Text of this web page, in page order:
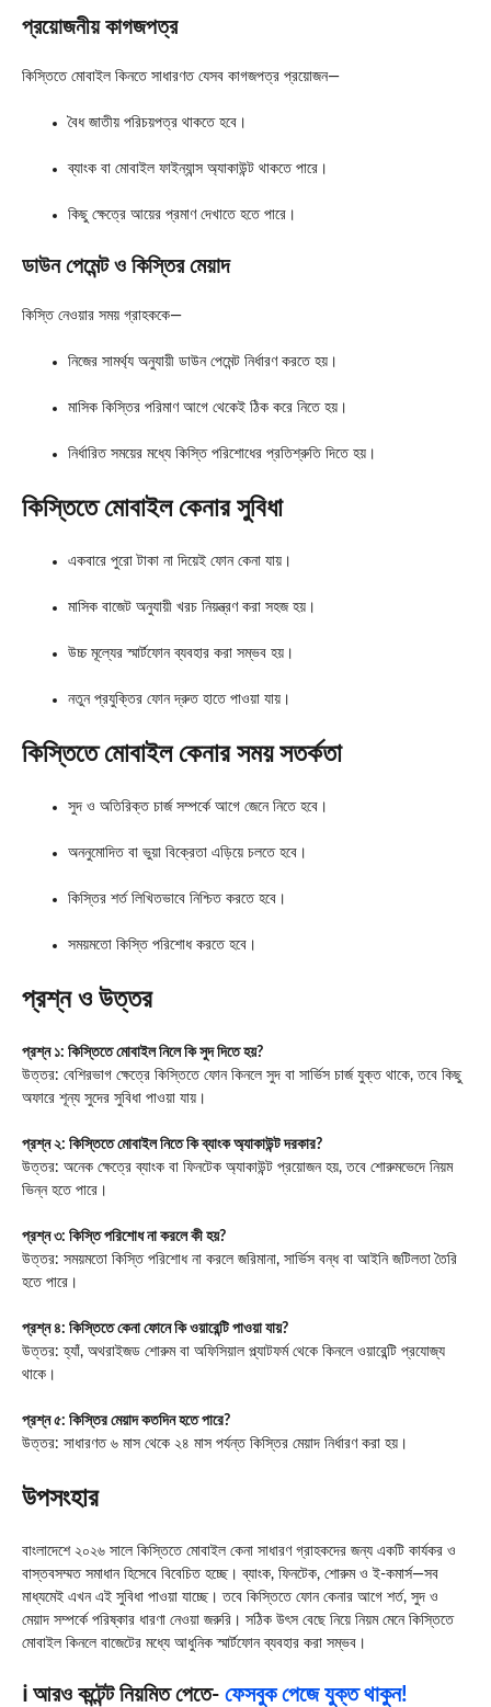
প্রয়োজনীয় কাগজপত্র
কিস্তিতে মোবাইল কিনতে সাধারণত যেসব কাগজপত্র প্রয়োজন—
বৈধ জাতীয় পরিচয়পত্র থাকতে হবে।
ব্যাংক বা মোবাইল ফাইন্যান্স অ্যাকাউন্ট থাকতে পারে।
কিছু ক্ষেত্রে আয়ের প্রমাণ দেখাতে হতে পারে।
ডাউন পেমেন্ট ও কিস্তির মেয়াদ
কিস্তি নেওয়ার সময় গ্রাহককে—
নিজের সামর্থ্য অনুযায়ী ডাউন পেমেন্ট নির্ধারণ করতে হয়।
মাসিক কিস্তির পরিমাণ আগে থেকেই ঠিক করে নিতে হয়।
নির্ধারিত সময়ের মধ্যে কিস্তি পরিশোধের প্রতিশ্রুতি দিতে হয়।
কিস্তিতে মোবাইল কেনার সুবিধা
একবারে পুরো টাকা না দিয়েই ফোন কেনা যায়।
মাসিক বাজেট অনুযায়ী খরচ নিয়ন্ত্রণ করা সহজ হয়।
উচ্চ মূল্যের স্মার্টফোন ব্যবহার করা সম্ভব হয়।
নতুন প্রযুক্তির ফোন দ্রুত হাতে পাওয়া যায়।
কিস্তিতে মোবাইল কেনার সময় সতর্কতা
সুদ ও অতিরিক্ত চার্জ সম্পর্কে আগে জেনে নিতে হবে।
অননুমোদিত বা ভুয়া বিক্রেতা এড়িয়ে চলতে হবে।
কিস্তির শর্ত লিখিতভাবে নিশ্চিত করতে হবে।
সময়মতো কিস্তি পরিশোধ করতে হবে।
প্রশ্ন ও উত্তর
প্রশ্ন ১: কিস্তিতে মোবাইল নিলে কি সুদ দিতে হয়?
উত্তর: বেশিরভাগ ক্ষেত্রে কিস্তিতে ফোন কিনলে সুদ বা সার্ভিস চার্জ যুক্ত থাকে, তবে কিছু
অফারে শূন্য সুদের সুবিধা পাওয়া যায়।
প্রশ্ন ২: কিস্তিতে মোবাইল নিতে কি ব্যাংক অ্যাকাউন্ট দরকার?
উত্তর: অনেক ক্ষেত্রে ব্যাংক বা ফিনটেক অ্যাকাউন্ট প্রয়োজন হয়, তবে শোরুমভেদে নিয়ম
ভিন্ন হতে পারে।
প্রশ্ন ৩: কিস্তি পরিশোধ না করলে কী হয়?
উত্তর: সময়মতো কিস্তি পরিশোধ না করলে জরিমানা, সার্ভিস বন্ধ বা আইনি জটিলতা তৈরি
হতে পারে।
প্রশ্ন ৪: কিস্তিতে কেনা ফোনে কি ওয়ারেন্টি পাওয়া যায়?
উত্তর: হ্যাঁ, অথরাইজড শোরুম বা অফিসিয়াল প্ল্যাটফর্ম থেকে কিনলে ওয়ারেন্টি প্রযোজ্য
থাকে।
প্রশ্ন ৫: কিস্তির মেয়াদ কতদিন হতে পারে?
উত্তর: সাধারণত ৬ মাস থেকে ২৪ মাস পর্যন্ত কিস্তির মেয়াদ নির্ধারণ করা হয়।
উপসংহার
বাংলাদেশে ২০২৬ সালে কিস্তিতে মোবাইল কেনা সাধারণ গ্রাহকদের জন্য একটি কার্যকর ও
বাস্তবসম্মত সমাধান হিসেবে বিবেচিত হচ্ছে। ব্যাংক, ফিনটেক, শোরুম ও ই-কমার্স—সব
মাধ্যমেই এখন এই সুবিধা পাওয়া যাচ্ছে। তবে কিস্তিতে ফোন কেনার আগে শর্ত, সুদ ও
মেয়াদ সম্পর্কে পরিষ্কার ধারণা নেওয়া জরুরি। সঠিক উৎস বেছে নিয়ে নিয়ম মেনে কিস্তিতে
মোবাইল কিনলে বাজেটের মধ্যে আধুনিক স্মার্টফোন ব্যবহার করা সম্ভব।
ℹ️ আরও কন্টেন্ট নিয়মিত পেতে- ফেসবুক পেজে যুক্ত থাকুন!